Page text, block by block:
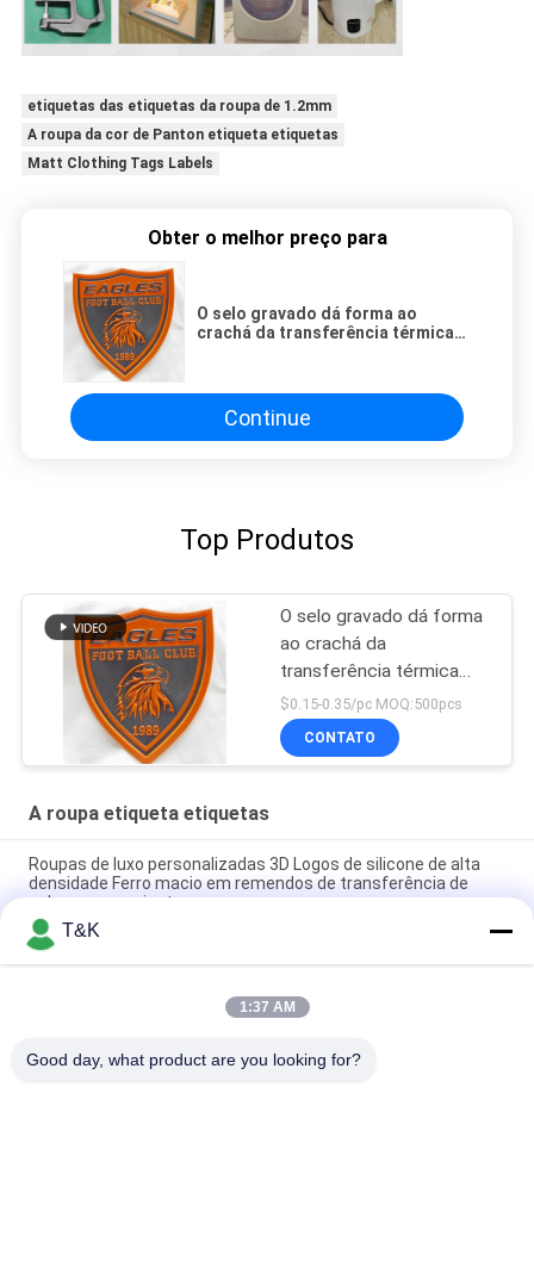
etiquetas das etiquetas da roupa de 1.2mm
A roupa da cor de Panton etiqueta etiquetas
Matt Clothing Tags Labels
Obter o melhor preço para
O selo gravado dá forma ao
crachá da transferência térmica
Continue
Top Produtos
O selo gravado dá forma
ao crachá da
transferência térmica
TPU para Team Apparel
$0.15-0.35/pc MOQ:500pcs
CONTATO
A roupa etiqueta etiquetas
Roupas de luxo personalizadas 3D Logos de silicone de alta
densidade Ferro macio em remendos de transferência de
calor para camiseta
Fibra personalizada que planta do silicone de couro da
etiqueta de transferência do plutônio o logotipo 3D macio
Logotipo de Futebol Tatami em Ferro em 3D Com Logotipo de
T&K
1:37 AM
Good day, what product are you looking for?